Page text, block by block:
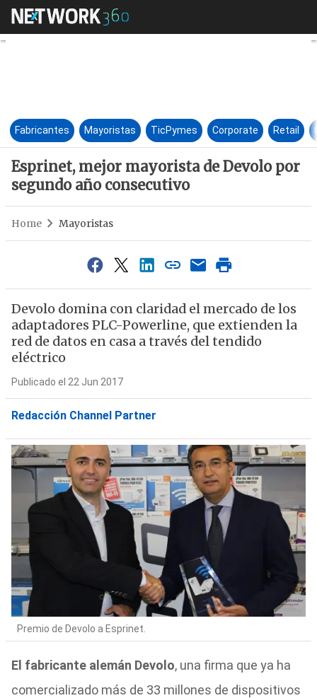
Esprinet, mejor mayorista de
Fabricantes Mayoristas TicPymes Corporate Retail
Esprinet, mejor mayorista de Devolo por
segundo año consecutivo
Home Mayoristas
Devolo domina con claridad el mercado de los
adaptadores PLC-Powerline, que extienden la
red de datos en casa a través del tendido
eléctrico
Publicado el 22 Jun 2017
Redacción Channel Partner
Premio de Devolo a Esprinet.
El fabricante alemán Devolo, una firma que ya ha
comercializado más de 33 millones de dispositivos